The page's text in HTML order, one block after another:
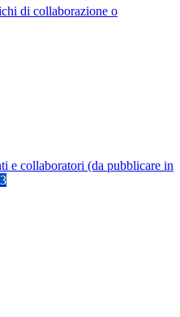
di collaborazione o
e collaboratori (da pubblicare in